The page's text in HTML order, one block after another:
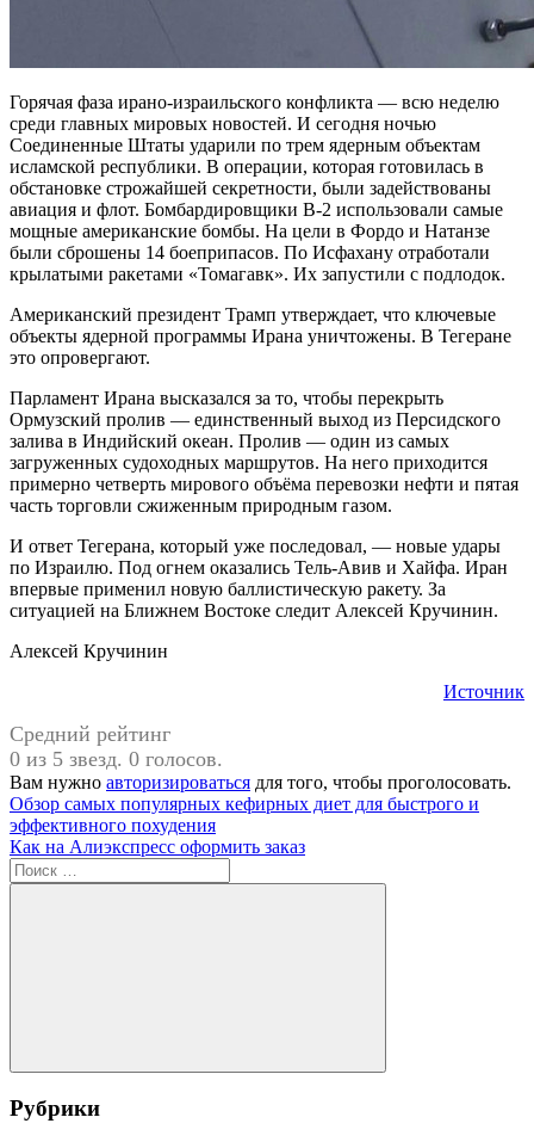
Горячая фаза ирано-израильского конфликта — всю неделю
среди главных мировых новостей. И сегодня ночью
Соединенные Штаты ударили по трем ядерным объектам
исламской республики. В операции, которая готовилась в
обстановке строжайшей секретности, были задействованы
авиация и флот. Бомбардировщики B-2 использовали самые
мощные американские бомбы. На цели в Фордо и Натанзе
были сброшены 14 боеприпасов. По Исфахану отработали
крылатыми ракетами «Томагавк». Их запустили с подлодок.
Американский президент Трамп утверждает, что ключевые
объекты ядерной программы Ирана уничтожены. В Тегеране
это опровергают.
Парламент Ирана высказался за то, чтобы перекрыть
Ормузский пролив — единственный выход из Персидского
залива в Индийский океан. Пролив — один из самых
загруженных судоходных маршрутов. На него приходится
примерно четверть мирового объёма перевозки нефти и пятая
часть торговли сжиженным природным газом.
И ответ Тегерана, который уже последовал, — новые удары
по Израилю. Под огнем оказались Тель-Авив и Хайфа. Иран
впервые применил новую баллистическую ракету. За
ситуацией на Ближнем Востоке следит Алексей Кручинин.
Алексей Кручинин
Источник
Средний рейтинг
0 из 5 звезд. 0 голосов.
Вам нужно авторизироваться для того, чтобы проголосовать.
Навигация
по
записям
Предыдущая
запись:
Обзор самых популярных кефирных диет для быстрого и
эффективного похудения
Следующая
запись:
Как на Алиэкспресс оформить заказ
Поиск
для:
Поиск
Рубрики